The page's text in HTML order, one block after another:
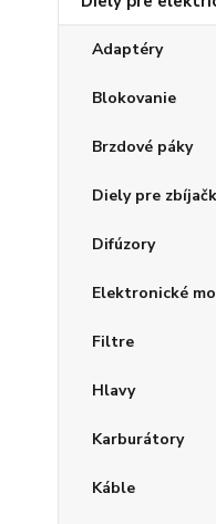
Adaptéry
Blokovanie
Brzdové páky
Diely pre
Difúzory
Elektronické
Filtre
Hlavy
Karburátory
Káble